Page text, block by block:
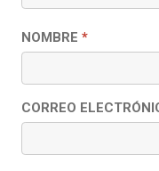
NOMBRE *
CORREO